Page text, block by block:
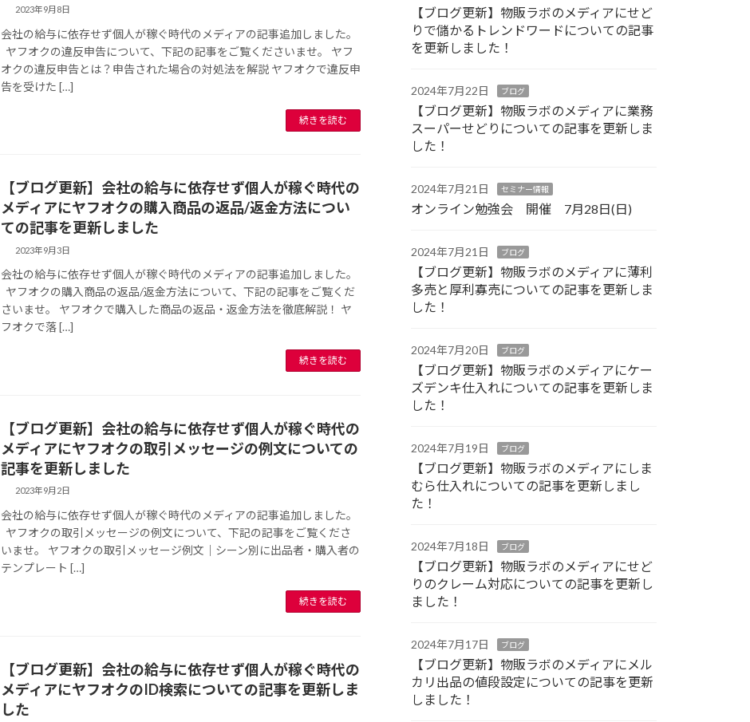
2023年9月8日
会社の給与に依存せず個人が稼ぐ時代のメディアの記事追加しました。
ヤフオクの違反申告について、下記の記事をご覧くださいませ。 ヤフ
オクの違反申告とは？申告された場合の対処法を解説 ヤフオクで違反申
告を受けた […]
続きを読む
【ブログ更新】会社の給与に依存せず個人が稼ぐ時代の
メディアにヤフオクの購入商品の返品/返金方法につい
ての記事を更新しました
2023年9月3日
会社の給与に依存せず個人が稼ぐ時代のメディアの記事追加しました。
ヤフオクの購入商品の返品/返金方法について、下記の記事をご覧くだ
さいませ。 ヤフオクで購入した商品の返品・返金方法を徹底解説！ ヤ
フオクで落 […]
続きを読む
【ブログ更新】会社の給与に依存せず個人が稼ぐ時代の
メディアにヤフオクの取引メッセージの例文についての
記事を更新しました
2023年9月2日
会社の給与に依存せず個人が稼ぐ時代のメディアの記事追加しました。
ヤフオクの取引メッセージの例文について、下記の記事をご覧くださ
いませ。 ヤフオクの取引メッセージ例文｜シーン別に出品者・購入者の
テンプレート […]
続きを読む
【ブログ更新】会社の給与に依存せず個人が稼ぐ時代の
メディアにヤフオクのID検索についての記事を更新しま
した
【ブログ更新】物販ラボのメディアにせど
りで儲かるトレンドワードについての記事
を更新しました！
2024年7月22日 ブログ
【ブログ更新】物販ラボのメディアに業務
スーパーせどりについての記事を更新しま
した！
2024年7月21日 セミナー情報
オンライン勉強会 開催 7月28日(日)
2024年7月21日 ブログ
【ブログ更新】物販ラボのメディアに薄利
多売と厚利寡売についての記事を更新しま
した！
2024年7月20日 ブログ
【ブログ更新】物販ラボのメディアにケー
ズデンキ仕入れについての記事を更新しま
した！
2024年7月19日 ブログ
【ブログ更新】物販ラボのメディアにしま
むら仕入れについての記事を更新しまし
た！
2024年7月18日 ブログ
【ブログ更新】物販ラボのメディアにせど
りのクレーム対応についての記事を更新し
ました！
2024年7月17日 ブログ
【ブログ更新】物販ラボのメディアにメル
カリ出品の値段設定についての記事を更新
しました！